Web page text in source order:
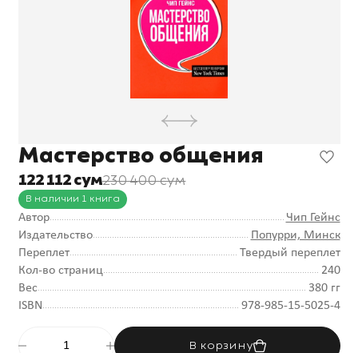
Мастерство общения
122 112 сум230 400 сум
В наличии 1 книга
Автор
Чип Гейнс
Издательство
Попурри, Минск
Переплет
Твердый переплет
Кол-во страниц
240
Вес
380 гг
ISBN
978-985-15-5025-4
В корзину